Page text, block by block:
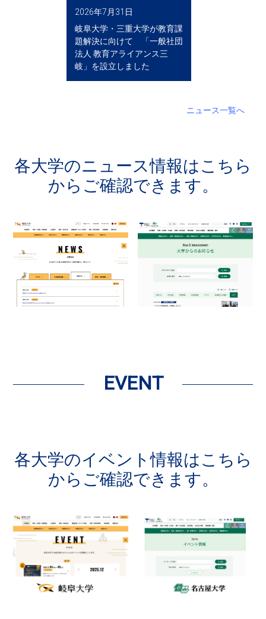
2026年7月31日
岐阜大学・三重大学が教育課
題解決に向けて 「一般社団
法人 教育アライアンス三
岐」を設立しました
ニュース一覧へ
各大学のニュース情報はこちら
からご確認できます。
EVENT
各大学のイベント情報はこちら
からご確認できます。